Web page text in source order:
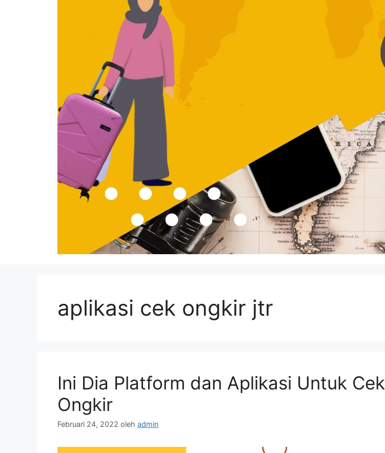
aplikasi cek ongkir jtr
Ini Dia Platform dan Aplikasi Untuk Cek
Ongkir
Februari 24, 2022 oleh admin